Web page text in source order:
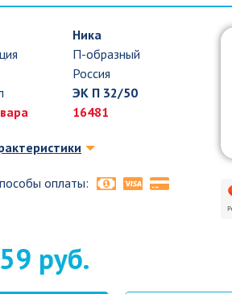
Ника
П-образный
Россия
ЭК П 32/50
16481
оплаты:
руб.